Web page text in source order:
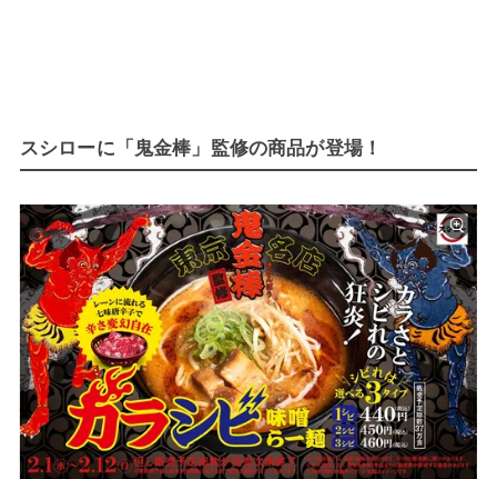
スシローに「鬼金棒」監修の商品が登場！